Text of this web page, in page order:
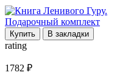
Купить В закладки
rating
1782 ₽